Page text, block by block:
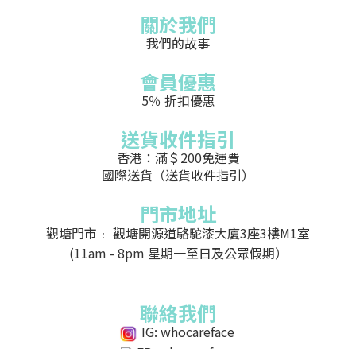
關於我們
我們的故事
會員優惠
5％ 折扣優惠
送貨收件指引
香港：滿＄200免運費
國際送貨（送貨收件指引）
門市地址
觀塘門市﹕ 觀塘開源道駱駝漆大廈3座3樓M1室
(11am - 8pm 星期一至日及公眾假期）
聯絡我們
IG: whocareface